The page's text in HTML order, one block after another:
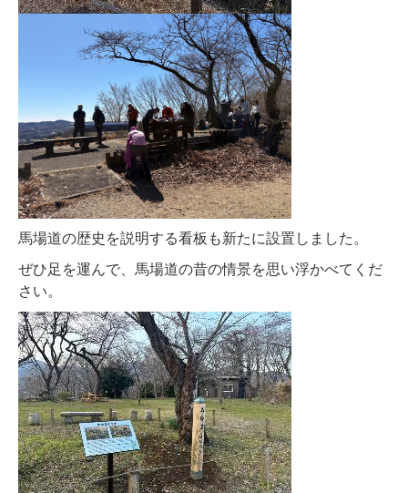
馬場道の歴史を説明する看板も新たに設置しました。
ぜひ足を運んで、馬場道の昔の情景を思い浮かべてくだ
さい。